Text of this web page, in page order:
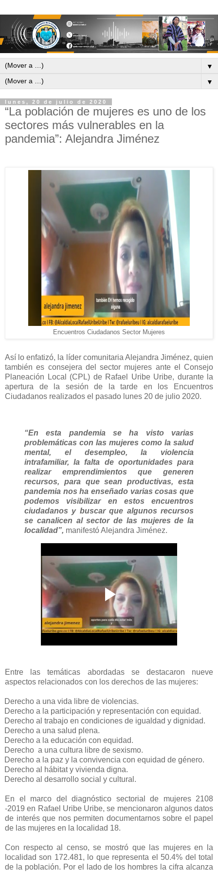
▼
▼
lunes, 20 de julio de 2020
“La población de mujeres es uno de los
sectores más vulnerables en la
pandemia”: Alejandra Jiménez
Encuentros Ciudadanos Sector Mujeres
Así lo enfatizó, la líder comunitaria Alejandra Jiménez, quien
también es consejera del sector mujeres ante el Consejo
Planeación Local (CPL) de Rafael Uribe Uribe, durante la
apertura de la sesión de la tarde en los Encuentros
Ciudadanos realizados el pasado lunes 20 de julio 2020.
“En esta pandemia se ha visto varias
problemáticas con las mujeres como la salud
mental, el desempleo, la violencia
intrafamiliar, la falta de oportunidades para
realizar emprendimientos que generen
recursos, para que sean productivas, esta
pandemia nos ha enseñado varias cosas que
podemos visibilizar en estos encuentros
ciudadanos y buscar que algunos recursos
se canalicen al sector de las mujeres de la
localidad”, manifestó Alejandra Jiménez.
Entre las temáticas abordadas se destacaron nueve
aspectos relacionados con los derechos de las mujeres:
Derecho a una vida libre de violencias.
Derecho a la participación y representación con equidad.
Derecho al trabajo en condiciones de igualdad y dignidad.
Derecho a una salud plena.
Derecho a la educación con equidad.
Derecho a una cultura libre de sexismo.
Derecho a la paz y la convivencia con equidad de género.
Derecho al hábitat y vivienda digna.
Derecho al desarrollo social y cultural.
En el marco del diagnóstico sectorial de mujeres 2108
-2019 en Rafael Uribe Uribe, se mencionaron algunos datos
de interés que nos permiten documentarnos sobre el papel
de las mujeres en la localidad 18.
Con respecto al censo, se mostró que las mujeres en la
localidad son 172.481, lo que representa el 50.4% del total
de la población. Por el lado de los hombres la cifra alcanza